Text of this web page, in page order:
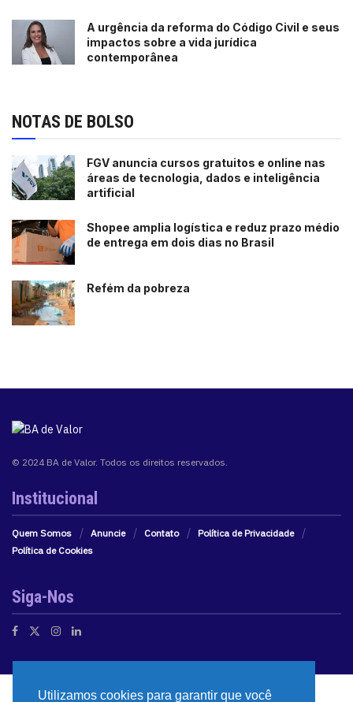
A urgência da reforma do Código Civil e seus
impactos sobre a vida jurídica
contemporânea
NOTAS DE BOLSO
FGV anuncia cursos gratuitos e online nas
áreas de tecnologia, dados e inteligência
artificial
Shopee amplia logística e reduz prazo médio
de entrega em dois dias no Brasil
Refém da pobreza
© 2024 BA de Valor. Todos os direitos reservados.
Institucional
Quem Somos Anuncie Contato
Política de Privacidade
Política de Cookies
Siga-Nos
Utilizamos cookies para garantir que você